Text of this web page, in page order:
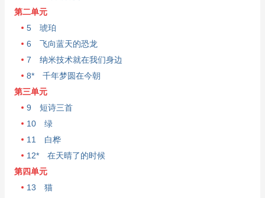
第二单元
5 琥珀
6 飞向蓝天的恐龙
7 纳米技术就在我们身边
8* 千年梦圆在今朝
第三单元
9 短诗三首
10 绿
11 白桦
12* 在天晴了的时候
第四单元
13 猫